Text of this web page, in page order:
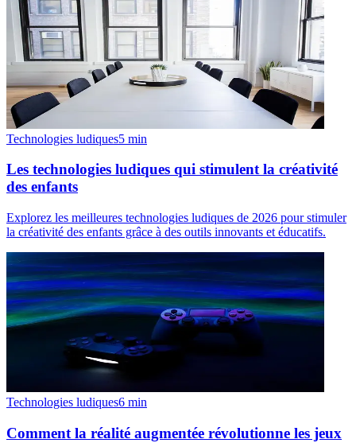
Technologies ludiques5 min
Les technologies ludiques qui stimulent la créativité
des enfants
Explorez les meilleures technologies ludiques de 2026 pour stimuler
la créativité des enfants grâce à des outils innovants et éducatifs.
Technologies ludiques6 min
Comment la réalité augmentée révolutionne les jeux